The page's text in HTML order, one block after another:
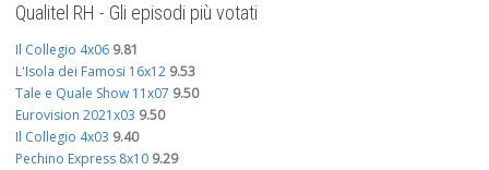
Qualitel RH - Gli episodi più votati
Il Collegio 4x06 9.81
L'Isola dei Famosi 16x12 9.53
Tale e Quale Show 11x07 9.50
Eurovision 2021x03 9.50
Il Collegio 4x03 9.40
Pechino Express 8x10 9.29